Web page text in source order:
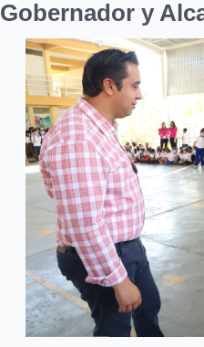
Gobernador y